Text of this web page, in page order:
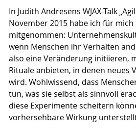
In Judith Andresens WJAX-Talk
November 2015 habe ich für mich
mitgenommen:
wenn Menschen ihr Verhalten
also eine Veränderung initiieren,
Rituale anbieten, in denen neues
wird. Wohlwissend, dass
tun, was sie selbst als sinnvoll
diese Experimente scheitern
vorhersehbare Wirkung